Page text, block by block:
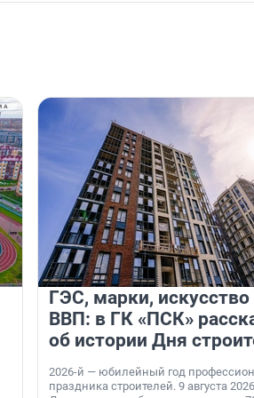
ГЭС, марки, искусство
ВВП: в ГК «ПСК»
об истории Дня
2026-й — юбилейный год
праздника строителей. 9 августа